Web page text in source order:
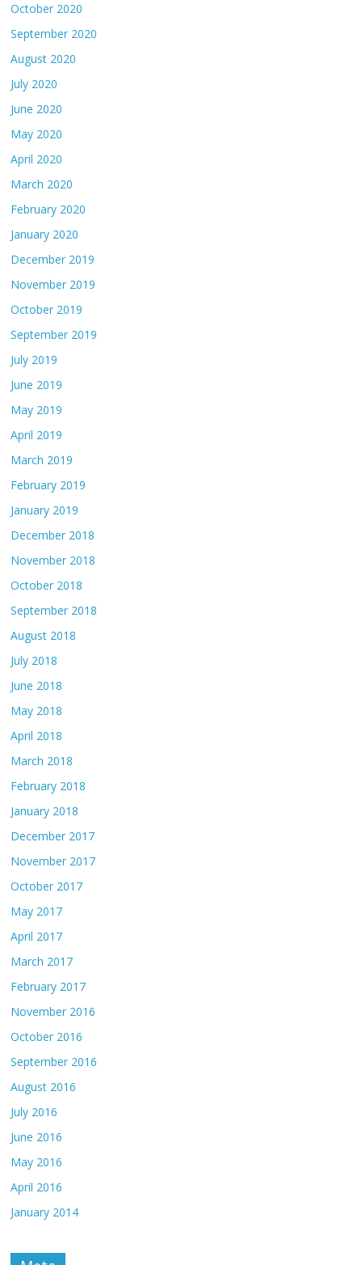
October 2020
September 2020
August 2020
July 2020
June 2020
May 2020
April 2020
March 2020
February 2020
January 2020
December 2019
November 2019
October 2019
September 2019
July 2019
June 2019
May 2019
April 2019
March 2019
February 2019
January 2019
December 2018
November 2018
October 2018
September 2018
August 2018
July 2018
June 2018
May 2018
April 2018
March 2018
February 2018
January 2018
December 2017
November 2017
October 2017
May 2017
April 2017
March 2017
February 2017
November 2016
October 2016
September 2016
August 2016
July 2016
June 2016
May 2016
April 2016
January 2014